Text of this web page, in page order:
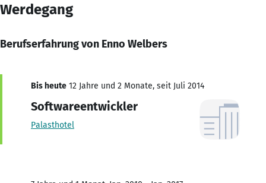
Werdegang
Berufserfahrung von Enno Welbers
Bis heute 12 Jahre und 2 Monate, seit Juli 2014
Softwareentwickler
Palasthotel